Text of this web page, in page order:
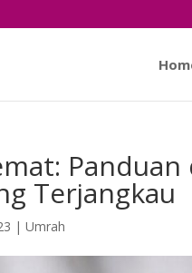
Terjangkau
|Umrah